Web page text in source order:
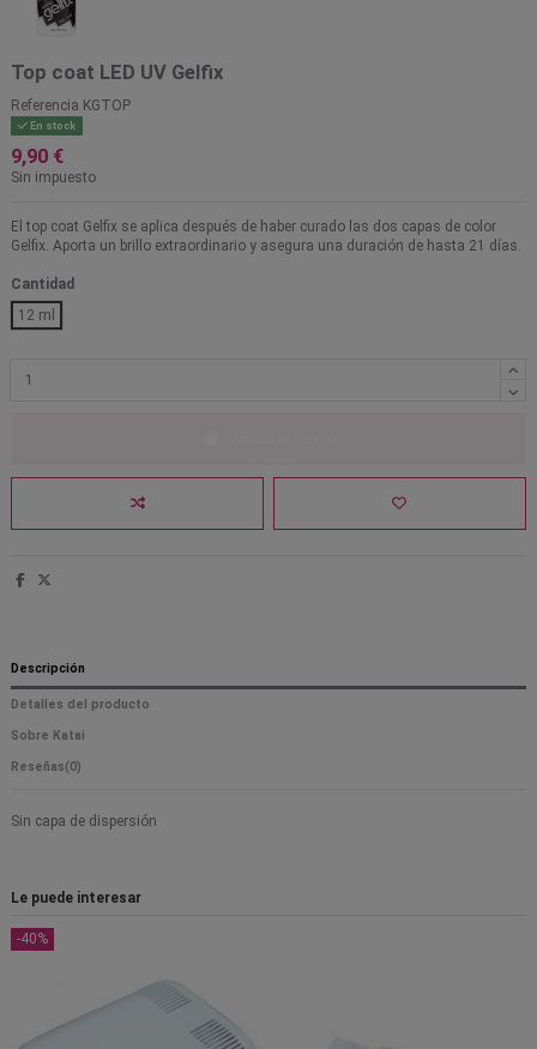
Top coat LED UV Gelfix
Referencia KGTOP
En stock
9,90 €
Sin impuesto
El top coat Gelfix se aplica después de haber curado las dos capas de color
Gelfix. Aporta un brillo extraordinario y asegura una duración de hasta 21 días.
Cantidad
12 ml
Descripción
Detalles del producto
Sobre Katai
Reseñas(0)
Sin capa de dispersión
Le puede interesar
-40%